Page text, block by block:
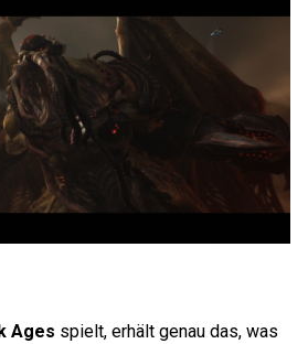
Ages spielt, erhält genau das, was